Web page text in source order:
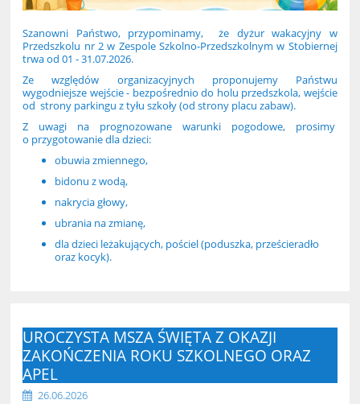
Szanowni Państwo, przypominamy, że dyżur wakacyjny w
Przedszkolu nr 2 w Zespole Szkolno-Przedszkolnym w Stobiernej
trwa od 01 - 31.07.2026.
Ze względów organizacyjnych proponujemy Państwu
wygodniejsze wejście - bezpośrednio do holu przedszkola, wejście
od strony parkingu z tyłu szkoły (od strony placu zabaw).
Z uwagi na prognozowane warunki pogodowe, prosimy
o przygotowanie dla dzieci:
obuwia zmiennego,
bidonu z wodą,
nakrycia głowy,
ubrania na zmianę,
dla dzieci leżakujących, pościel (poduszka, prześcieradło
oraz kocyk).
UROCZYSTA MSZA ŚWIĘTA Z OKAZJI
ZAKOŃCZENIA ROKU SZKOLNEGO ORAZ
APEL
26.06.2026